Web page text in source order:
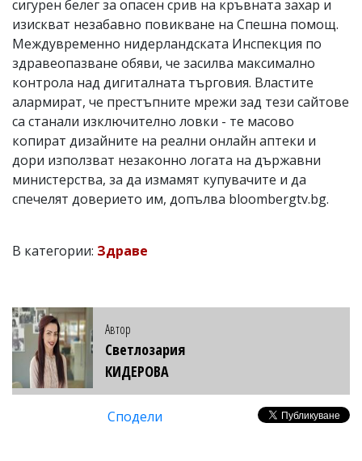
сигурен белег за опасен срив на кръвната захар и
изискват незабавно повикване на Спешна помощ.
Междувременно нидерландската Инспекция по
здравеопазване обяви, че засилва максимално
контрола над дигиталната търговия. Властите
алармират, че престъпните мрежи зад тези сайтове
са станали изключително ловки - те масово
копират дизайните на реални онлайн аптеки и
дори използват незаконно логата на държавни
министерства, за да измамят купувачите и да
спечелят доверието им, допълва bloombergtv.bg.
В категории: Здраве
Автор
Светлозария
КИДЕРОВА
Сподели